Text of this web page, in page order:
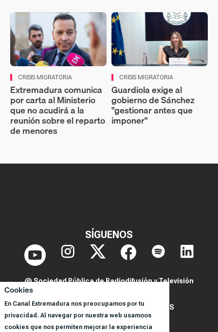
Cookies
En Canal Extremadura nos preocupamos por tu
privacidad. Al navegar por nuestra web usamoos
cookies que nos permiten mejorar la experiencia
CRISIS MIGRATORIA
Extremadura comunica
por carta al Ministerio
que no acudirá a la
reunión sobre el reparto
de menores
CRISIS MIGRATORIA
Guardiola exige al
gobierno de Sánchez
"gestionar antes que
imponer"
SÍGUENOS
@ Sociedad Pública de Radiodifusión y Televisión
POLITICA DE PRIVACIDAD Y COOKIES